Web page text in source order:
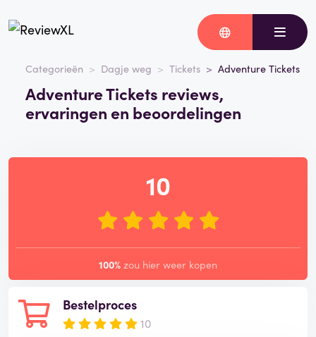
Categorieën Dagje weg Tickets Adventure Tickets
Adventure Tickets reviews,
ervaringen en beoordelingen
Bestelproces
10
10
100% zou hier weer kopen